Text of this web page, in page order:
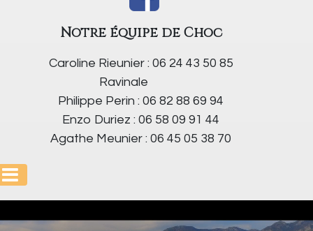
Notre équipe de Choc
Caroline Rieunier : 06 24 43 50 85
Ravinale
Philippe Perin : 06 82 88 69 94
Enzo Duriez : 06 58 09 91 44
Agathe Meunier : 06 45 05 38 70